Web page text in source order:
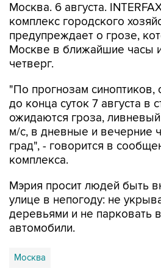
Москва. 6 августа.
комплекс городского
предупреждает о грозе,
Москве в ближайшие часы
четверг.
"По прогнозам синоптиков,
до конца суток 7 августа в
ожидаются гроза,
м/с, в дневные и вечерние
град", - говорится в
комплекса.
Мэрия просит людей быть
улице в непогоду: не
деревьями и не парковать
автомобили.
Москва